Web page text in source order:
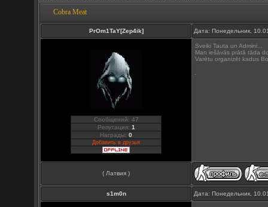
Cobra Meat
PrOm1TaY[Zep4ik] Дата: Понедельник,
Сообщений: 47
Репутация: 1
Награды:0
Добавить в друзья
Sveiki Tauta un Admini...
Man iešāvās prātā tāda
Varētu organizēt kadus
( Латвия )
s1m0n Дата: Понедельник,